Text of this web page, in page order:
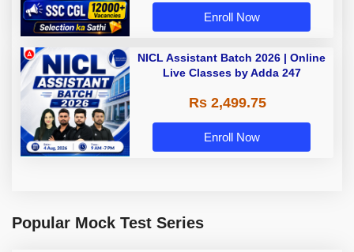
Enroll Now
NICL Assistant Batch 2026 | Online
Live Classes by Adda 247
Rs 2,499.75
Enroll Now
Popular Mock Test Series